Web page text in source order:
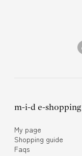
m-i-d e-shopping
My page
Shopping guide
Faqs